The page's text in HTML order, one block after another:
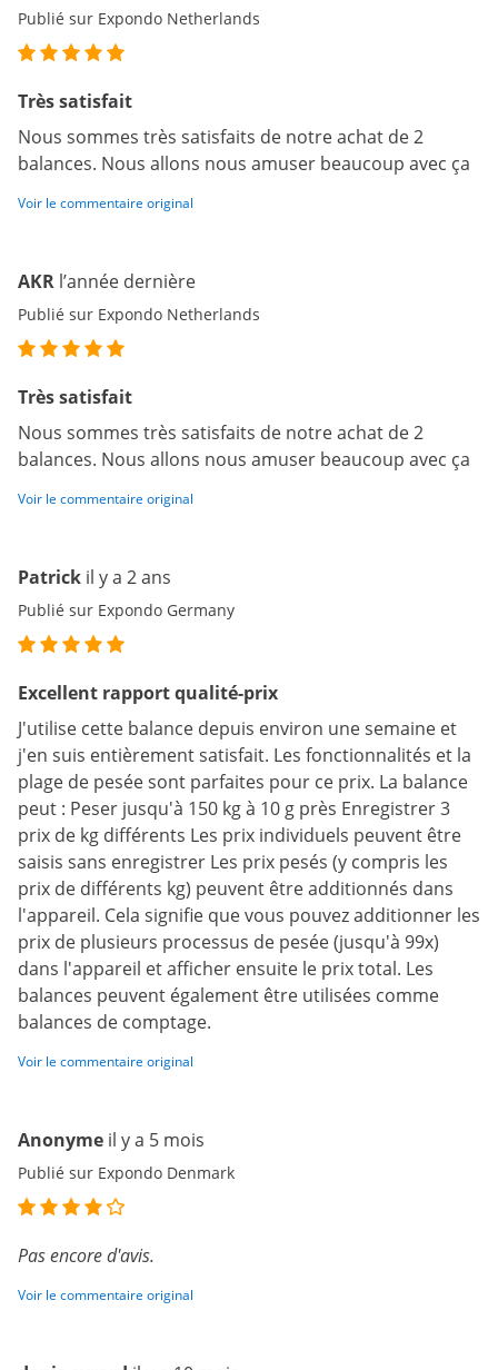
Publié sur Expondo Netherlands
Très satisfait
Nous sommes très satisfaits de notre achat de 2
balances. Nous allons nous amuser beaucoup avec ça
Voir le commentaire original
AKR l’année dernière
Publié sur Expondo Netherlands
Très satisfait
Nous sommes très satisfaits de notre achat de 2
balances. Nous allons nous amuser beaucoup avec ça
Voir le commentaire original
Patrick il y a 2 ans
Publié sur Expondo Germany
Excellent rapport qualité-prix
J'utilise cette balance depuis environ une semaine et
j'en suis entièrement satisfait. Les fonctionnalités et la
plage de pesée sont parfaites pour ce prix. La balance
peut : Peser jusqu'à 150 kg à 10 g près Enregistrer 3
prix de kg différents Les prix individuels peuvent être
saisis sans enregistrer Les prix pesés (y compris les
prix de différents kg) peuvent être additionnés dans
l'appareil. Cela signifie que vous pouvez additionner les
prix de plusieurs processus de pesée (jusqu'à 99x)
dans l'appareil et afficher ensuite le prix total. Les
balances peuvent également être utilisées comme
balances de comptage.
Voir le commentaire original
Anonyme il y a 5 mois
Publié sur Expondo Denmark
Pas encore d'avis.
Voir le commentaire original